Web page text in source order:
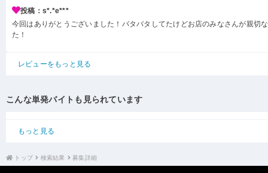
投稿：s*.*e***
今回はありがとうございました！バタバタしてたけどお店のみなさんが親切
た！
レビューをもっと見る
こんな単発バイトも見られています
もっと見る
トップ 検索結果 募集詳細